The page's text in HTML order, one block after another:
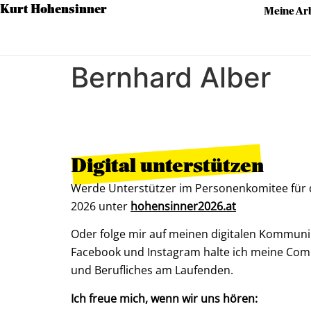
Kurt Hohensinner Meine
Bernhard Alber
Digital unterstützen
Werde Unterstützer im Personenkomitee für
2026 unter hohensinner2026.at
Oder folge mir auf meinen digitalen
Facebook und Instagram halte ich meine
und Berufliches am Laufenden.
Ich freue mich, wenn wir uns hören: